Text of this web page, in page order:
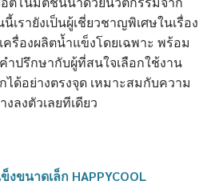
เรายังเป็นผู้เชี่ยวชาญพิเศษในเรื่อง
รื่องผลิตน้ำแข็งโดยเฉพาะ พร้อม
ปรึกษากับผู้ที่สนใจเลือกใช้งาน
ได้อย่างตรงจุด เหมาะสมกับความ
ลงตัวเลยทีเดียว
ขนาดเล็ก HAPPYCOOL